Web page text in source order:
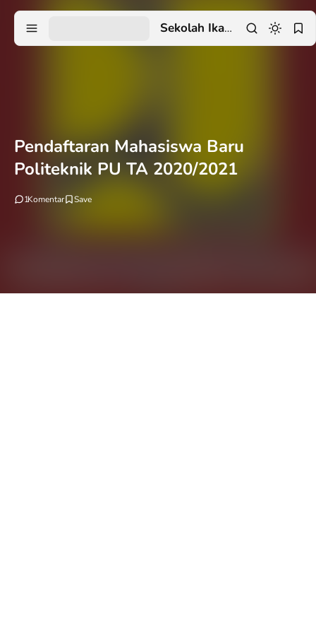
Sekolah Ikatan Dinas
Pendaftaran Mahasiswa Baru
Politeknik PU TA 2020/2021
1Komentar